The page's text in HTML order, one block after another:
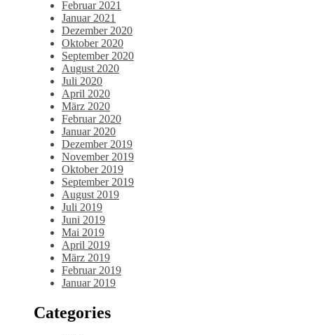
Februar 2021
Januar 2021
Dezember 2020
Oktober 2020
September 2020
August 2020
Juli 2020
April 2020
März 2020
Februar 2020
Januar 2020
Dezember 2019
November 2019
Oktober 2019
September 2019
August 2019
Juli 2019
Juni 2019
Mai 2019
April 2019
März 2019
Februar 2019
Januar 2019
Categories